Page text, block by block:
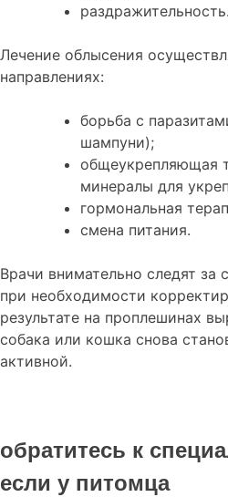
раздражительность.
Лечение облысения
направлениях:
борьба с
шампуни);
общеукрепляющая
минералы для
гормональная
смена питания.
Врачи внимательно следят за
при необходимости
результате на проплешинах
собака или кошка снова
активной.
обратитесь к
если у питомца